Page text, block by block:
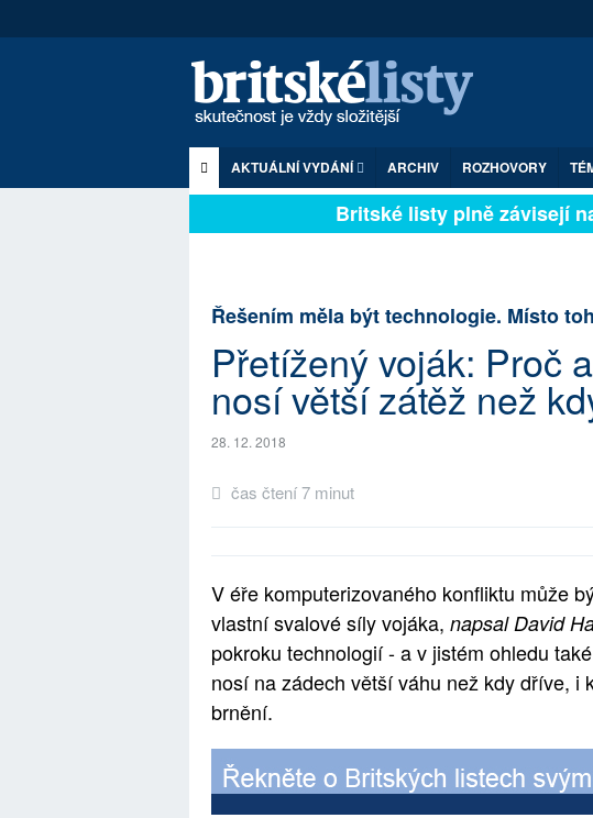
AKTUÁLNÍ VYDÁNÍ ARCHIV ROZHOVORY
Britské listy plně závisejí
Řešením měla být technologie. Místo
Přetížený voják: Proč
nosí větší zátěž než
28. 12. 2018
čas čtení 7 minut
V éře komputerizovaného konfliktu může
vlastní svalové síly vojáka, napsal David
pokroku technologií - a v jistém ohledu
nosí na zádech větší váhu než kdy dříve, i
brnění.